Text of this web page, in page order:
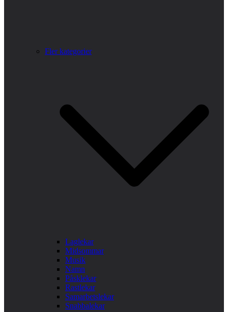
Fler kategorier
Laglekar
Midsommar
Musik
Namn
Påsklekar
Rastlekar
Samarbetslekar
Snabbalekar